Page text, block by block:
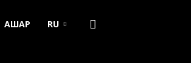
АШАР RU